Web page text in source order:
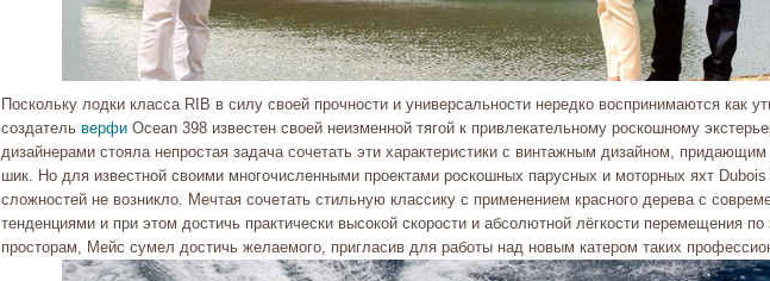
Поскольку лодки класса RIB в силу своей прочности и универсальности нередко воспринимаются как
создатель верфиOcean 398 известен своей неизменной тягой к привлекательному роскошному
дизайнерами стояла непростая задача сочетать эти характеристики с винтажным дизайном,
шик. Но для известной своими многочисленными проектами роскошных парусных и моторных яхт
сложностей не возникло. Мечтая сочетать стильную классику с применением красного дерева с
тенденциями и при этом достичь практически высокой скорости и абсолютной лёгкости перемещения
просторам, Мейс сумел достичь желаемого, пригласив для работы над новым катером таких